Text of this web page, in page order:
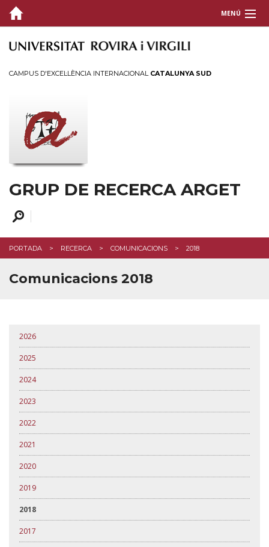
MENÚ
GRUP
Publicacions
Comunicacions
Tesis Doctorals
PROJECTES
DIVULGACIÓ
CONTACTE
CAMPUS D'EXCEL·LÈNCIA INTERNACIONAL CATALUNYA SUD
GRUP DE RECERCA ARGET
PORTADA RECERCA COMUNICACIONS 2018
Comunicacions 2018
2026
2025
2024
2023
2022
2021
2020
2019
2018
2017